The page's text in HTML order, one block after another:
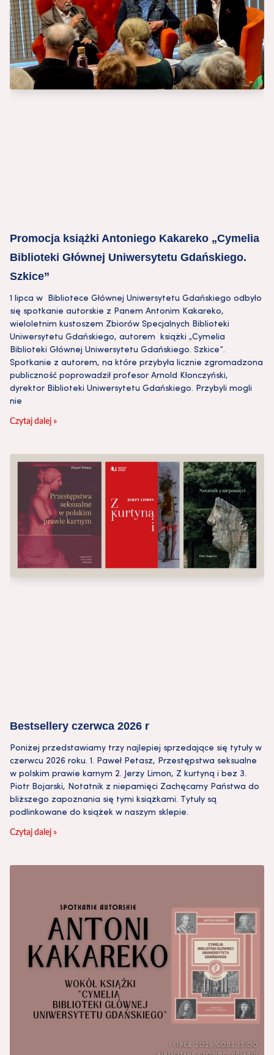
Promocja książki Antoniego Kakareko „Cymelia
Biblioteki Głównej Uniwersytetu Gdańskiego.
Szkice”
1 lipca w Bibliotece Głównej Uniwersytetu Gdańskiego odbyło
się spotkanie autorskie z Panem Antonim Kakareko,
wieloletnim kustoszem Zbiorów Specjalnych Biblioteki
Uniwersytetu Gdańskiego, autorem książki „Cymelia
Biblioteki Głównej Uniwersytetu Gdańskiego. Szkice”.
Spotkanie z autorem, na które przybyła licznie zgromadzona
publiczność poprowadził profesor Arnold Kłonczyński,
dyrektor Biblioteki Uniwersytetu Gdańskiego. Przybyli mogli
nie
Czytaj dalej »
Bestsellery czerwca 2026 r
Poniżej przedstawiamy trzy najlepiej sprzedające się tytuły w
czerwcu 2026 roku. 1. Paweł Petasz, Przestępstwa seksualne
w polskim prawie karnym 2. Jerzy Limon, Z kurtyną i bez 3.
Piotr Bojarski, Notatnik z niepamięci Zachęcamy Państwa do
bliższego zapoznania się tymi książkami. Tytuły są
podlinkowane do książek w naszym sklepie.
Czytaj dalej »